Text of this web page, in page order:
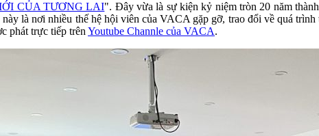
CỦA TƯƠNG LAI". Đây vừa là sự kiện kỷ niệm tròn 20 năm
là nơi nhiều thế hệ hội viên của VACA gặp gỡ, trao đổi về quá
phát trực tiếp trên Youtube Channle của VACA.